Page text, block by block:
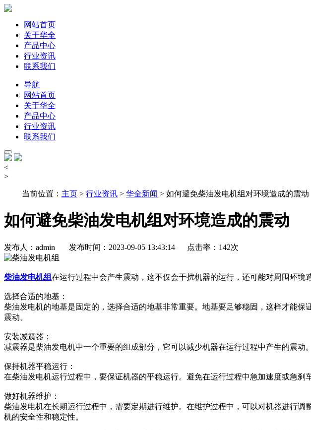
网站首页
关于华全
产品中心
行业资讯
联系我们
导航
网站首页
关于华全
产品中心
行业资讯
联系我们
<
>
当前位置： 主页 > 行业资讯 > 华全新闻 > 如何避免柴油发电机组对环境造成的震动
如何避免柴油发电机组对环境造成的震动
发布人：admin 发布时间：2023-09-05 13:43:14 点击率：142次
柴油发电机组在运行过程中会产生震动，这不仅会干扰机器的运行，还可能对周围环
选择合适的地基：
柴油发电机的地基是固定的，选择合适的地基非常重要。地基要足够稳固，这样才能
震动。
安装减震器：
减震器是柴油发电机中一个重要的组成部分，它可以减少机器在运行过程中产生的震
保持机器平稳运行：
在柴油发电机运行过程中，要保证机器的平稳运行。避免在运行过程中急加速度或急
做好机器维护：
柴油发电机在长期运行过程中，需要定期进行维护。在维护过程中，可以对机器进行
机的安全性和稳定性。